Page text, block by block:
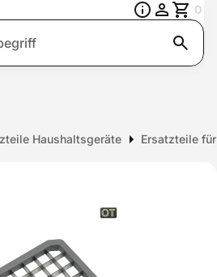
0
Haushaltsgeräte Ersatzteile